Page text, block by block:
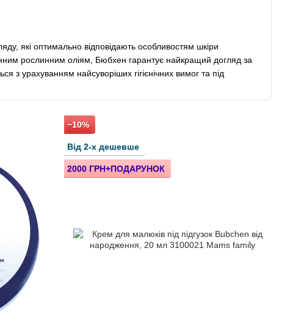
які оптимально відповідають особливостям шкіри
рослинним оліям, Бюбхен гарантує найкращий догляд за
з урахуванням найсуворіших гігієнічних вимог та під
своїй філософії, яка базується на принципах:
дитини. Варто зазначити, що компанія Бюбхен стала однією з
екологічного законодавства.
якості, що видається міжнародною організацією зі
−10%
Від 2-х дешевше
2000 ГРН+ПОДАРУНОК